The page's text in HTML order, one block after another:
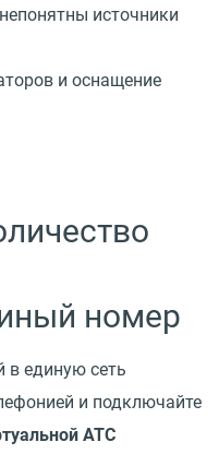
источники
и оснащение
номер
в единую сеть
и подключайте
АТС